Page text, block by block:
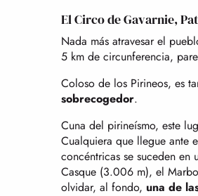
El Circo de Gavarnie,
Nada más atravesar el
5 km de circunferencia,
Coloso de los Pirineos, es
sobrecogedor.
Cuna del pirineísmo, este
Cualquiera que llegue ante
concéntricas se suceden
Casque (3.006 m), el
olvidar, al fondo, una de